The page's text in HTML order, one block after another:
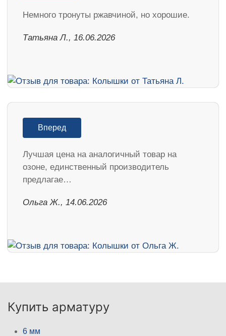
Немного тронуты ржавчиной, но хорошие.
Татьяна Л., 16.06.2026
Вперед
Лучшая цена на аналогичный товар на
озоне, единственный производитель
предлагае…
Ольга Ж., 14.06.2026
Купить арматуру
6 мм